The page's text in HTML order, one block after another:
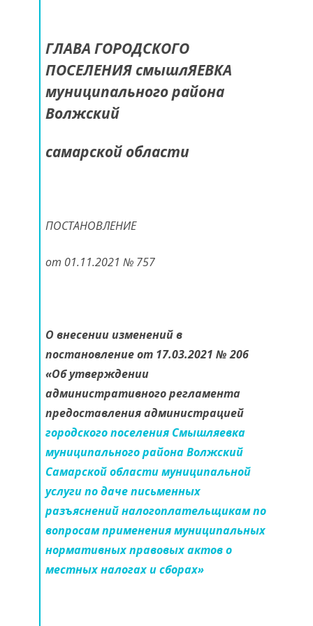
ГЛАВА ГОРОДСКОГО
ПОСЕЛЕНИЯ смышлЯЕВКА
муниципального района
Волжский
самарской области
ПОСТАНОВЛЕНИЕ
от 01.11.2021 № 757
О внесении изменений в
постановление от 17.03.2021 № 206
«Об утверждении
административного регламента
предоставления администрацией
городского поселения Смышляевка
муниципального района Волжский
Самарской области муниципальной
услуги по даче письменных
разъяснений налогоплательщикам по
вопросам применения муниципальных
нормативных правовых актов о
местных налогах и сборах»